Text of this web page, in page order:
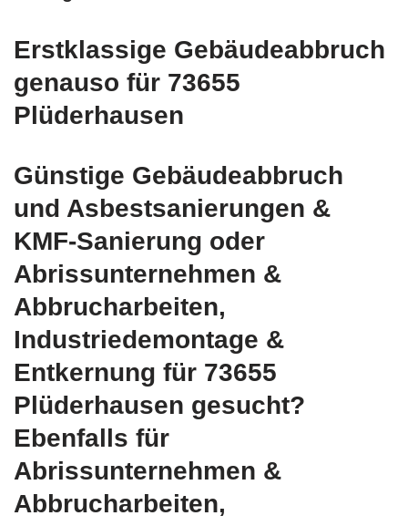
Erstklassige Gebäudeabbruch
genauso für 73655
Plüderhausen
Günstige Gebäudeabbruch
und Asbestsanierungen &
KMF-Sanierung oder
Abrissunternehmen &
Abbrucharbeiten,
Industriedemontage &
Entkernung für 73655
Plüderhausen gesucht?
Ebenfalls für
Abrissunternehmen &
Abbrucharbeiten,